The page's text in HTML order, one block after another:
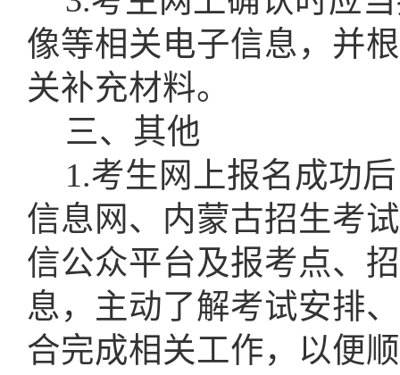
像等相关电子信息，并
关补充材料。
三、其他
1.考生网上报名成功
信息网、内蒙古招生考
信公众平台及报考点、
息，主动了解考试安排
合完成相关工作，以便